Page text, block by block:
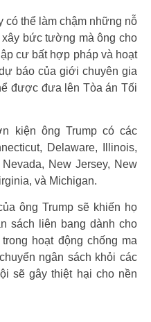
có thể làm chậm những nỗ
xây bức tường mà ông cho
cư bất hợp pháp và hoạt
báo của giới chuyên gia
được đưa lên Tòa án Tối
kiện ông Trump có các
Delaware, Illinois,
New Jersey, New
và Michigan.
ông Trump sẽ khiến họ
sách liên bang dành cho
hoạt động chống ma
ngân sách khỏi các
sẽ gây thiệt hại cho nền